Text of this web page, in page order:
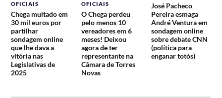
OFICIAIS
Chega multado em
30 mil euros por
partilhar
sondagem online
que lhe dava a
vitória nas
Legislativas de
2025
OFICIAIS
O Chega perdeu
pelo menos 10
vereadores em 6
meses! Deixou
agora de ter
representante na
Câmara de Torres
Novas
José Pacheco
Pereira esmaga
André Ventura em
sondagem online
sobre debate CNN
(política para
enganar totós)